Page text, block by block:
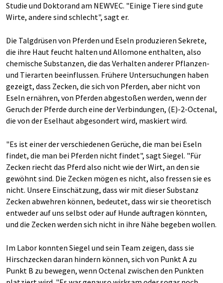
Studie und Doktorand am NEWVEC. "Einige Tiere sind gute
Wirte, andere sind schlecht", sagt er.
Die Talgdrüsen von Pferden und Eseln produzieren Sekrete,
die ihre Haut feucht halten und Allomone enthalten, also
chemische Substanzen, die das Verhalten anderer Pflanzen-
und Tierarten beeinflussen. Frühere Untersuchungen haben
gezeigt, dass Zecken, die sich von Pferden, aber nicht von
Eseln ernähren, von Pferden abgestoßen werden, wenn der
Geruch der Pferde durch eine der Verbindungen, (E)-2-Octenal,
die von der Eselhaut abgesondert wird, maskiert wird.
"Es ist einer der verschiedenen Gerüche, die man bei Eseln
findet, die man bei Pferden nicht findet", sagt Siegel. "Für
Zecken riecht das Pferd also nicht wie der Wirt, an den sie
gewöhnt sind. Die Zecken mögen es nicht, also fressen sie es
nicht. Unsere Einschätzung, dass wir mit dieser Substanz
Zecken abwehren können, bedeutet, dass wir sie theoretisch
entweder auf uns selbst oder auf Hunde auftragen könnten,
und die Zecken werden sich nicht in ihre Nähe begeben wollen.
Im Labor konnten Siegel und sein Team zeigen, dass sie
Hirschzecken daran hindern können, sich von Punkt A zu
Punkt B zu bewegen, wenn Octenal zwischen den Punkten